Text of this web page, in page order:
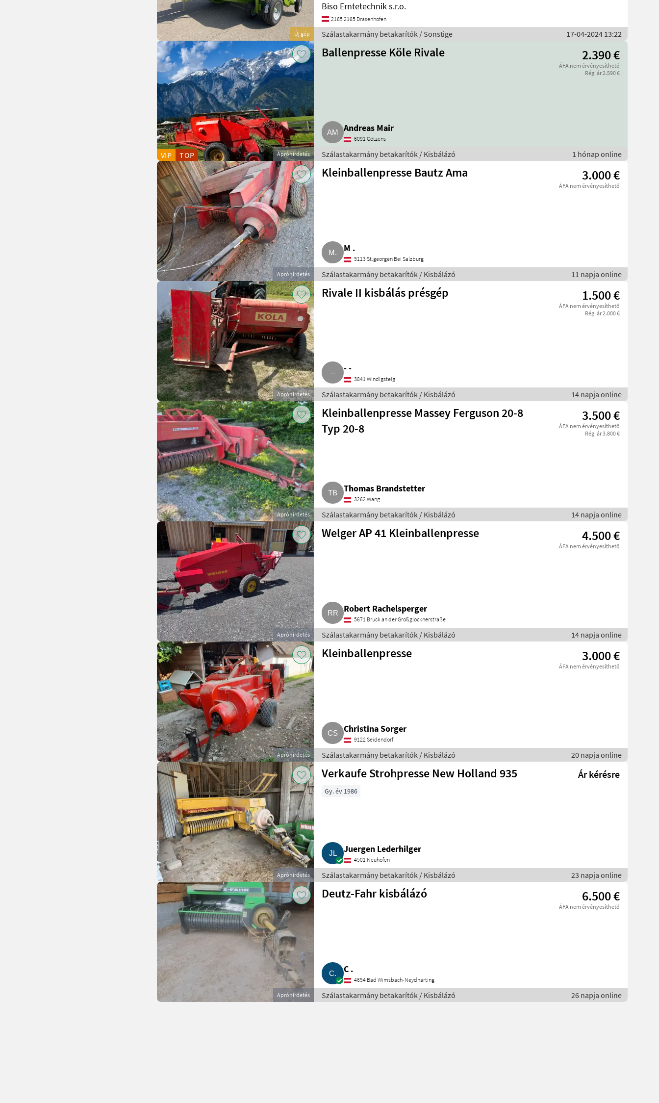
Új gép
Biso Erntetechnik s.r.o.
2165 2165 Drasenhofen
Szálastakarmány betakarítók / Sonstige 17-04-2024 13:22
Apróhirdetés
VIP TOP
Ballenpresse Köle Rivale 2.390 €
ÁFA nem érvényesíthető
Régi ár 2.590 €
Andreas Mair
6091 Götzens
Szálastakarmány betakarítók / Kisbálázó 1 hónap online
Apróhirdetés
Kleinballenpresse Bautz Ama 3.000 €
ÁFA nem érvényesíthető
M .
5113 St.georgen Bei Salzburg
Szálastakarmány betakarítók / Kisbálázó 11 napja online
Apróhirdetés
Rivale II kisbálás présgép 1.500 €
ÁFA nem érvényesíthető
Régi ár 2.000 €
- -
3841 Windigsteig
Szálastakarmány betakarítók / Kisbálázó 14 napja online
Apróhirdetés
Kleinballenpresse Massey Ferguson 20-8
Typ 20-8
3.500 €
ÁFA nem érvényesíthető
Régi ár 3.800 €
Thomas Brandstetter
3262 Wang
Szálastakarmány betakarítók / Kisbálázó 14 napja online
Apróhirdetés
Welger AP 41 Kleinballenpresse 4.500 €
ÁFA nem érvényesíthető
Robert Rachelsperger
5671 Bruck an der Großglocknerstraße
Szálastakarmány betakarítók / Kisbálázó 14 napja online
Apróhirdetés
Kleinballenpresse 3.000 €
ÁFA nem érvényesíthető
Christina Sorger
9122 Seidendorf
Szálastakarmány betakarítók / Kisbálázó 20 napja online
Apróhirdetés
Verkaufe Strohpresse New Holland 935 Ár kérésre
Gy. év 1986
Juergen Lederhilger
4501 Neuhofen
Szálastakarmány betakarítók / Kisbálázó 23 napja online
Apróhirdetés
Deutz-Fahr kisbálázó 6.500 €
ÁFA nem érvényesíthető
C .
4654 Bad Wimsbach-Neydharting
Szálastakarmány betakarítók / Kisbálázó 26 napja online